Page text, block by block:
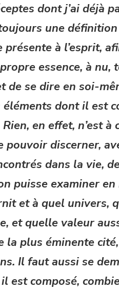
dont j’ai déjà
une
présente à l’esprit,
essence, à
de se dire en soi-
éléments dont il est
en effet, n’est à
pouvoir discerner,
dans la vie,
puisse examiner
et à quel univers,
et quelle valeur
la plus éminente
Il faut aussi se
est composé,